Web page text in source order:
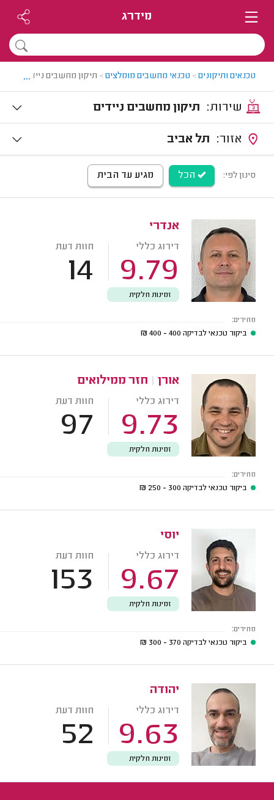
מידרג
טכנאים ותיקונים> טכנאי מחשבים מומלצים> תיקון מחשבים ניידים
...
תיקון מחשבים ניידים
תל אביב
סינון לפי: הכל מגיע עד הבית
אנדרי
דירוג כללי
9.79
חוות דעת
14
זמינות חלקית
מחירים:
ביקור טכנאי לבדיקה 400 - 400
₪
אורן חזר ממילואים
דירוג כללי
9.73
חוות דעת
97
זמינות חלקית
מחירים:
ביקור טכנאי לבדיקה 300 - 250
₪
יוסי
דירוג כללי
9.67
חוות דעת
153
זמינות חלקית
מחירים:
ביקור טכנאי לבדיקה 370 - 300
₪
יהודה
דירוג כללי
9.63
חוות דעת
52
זמינות חלקית